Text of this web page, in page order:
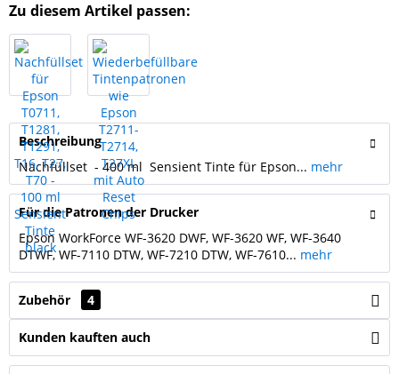
Zu diesem Artikel passen:
Beschreibung
Nachfüllset - 400 ml Sensient Tinte für Epson... mehr
Für die Patronen der Drucker
Epson WorkForce WF-3620 DWF, WF-3620 WF, WF-3640
DTWF, WF-7110 DTW, WF-7210 DTW, WF-7610... mehr
Zubehör 4
Kunden kauften auch